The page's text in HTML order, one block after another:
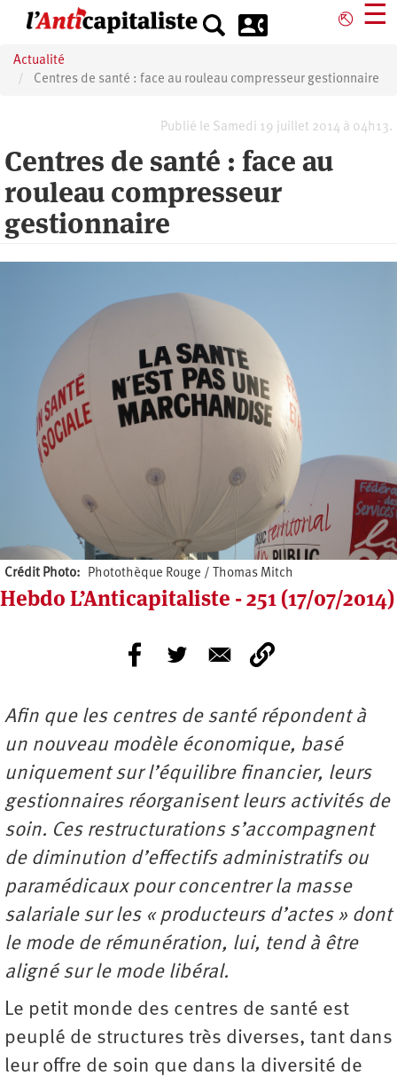
principal
⎋ ☰
Actualité
Centres de santé : face au rouleau compresseur gestionnaire
Publié le Samedi 19 juillet 2014 à 04h13.
Centres de santé : face au
rouleau compresseur
gestionnaire
Crédit Photo Photothèque Rouge / Thomas Mitch
Hebdo L’Anticapitaliste - 251 (17/07/2014)
Afin que les centres de santé répondent à
un nouveau modèle économique, basé
uniquement sur l’équilibre financier, leurs
gestionnaires réorganisent leurs activités de
soin. Ces restructurations s’accompagnent
de diminution d’effectifs administratifs ou
paramédicaux pour concentrer la masse
salariale sur les « producteurs d’actes » dont
le mode de rémunération, lui, tend à être
aligné sur le mode libéral.
Le petit monde des centres de santé est
peuplé de structures très diverses, tant dans
leur offre de soin que dans la diversité de